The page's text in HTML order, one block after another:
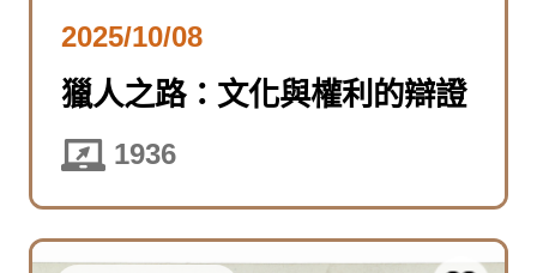
2025/10/08
獵人之路：文化與權利的辯證
1936